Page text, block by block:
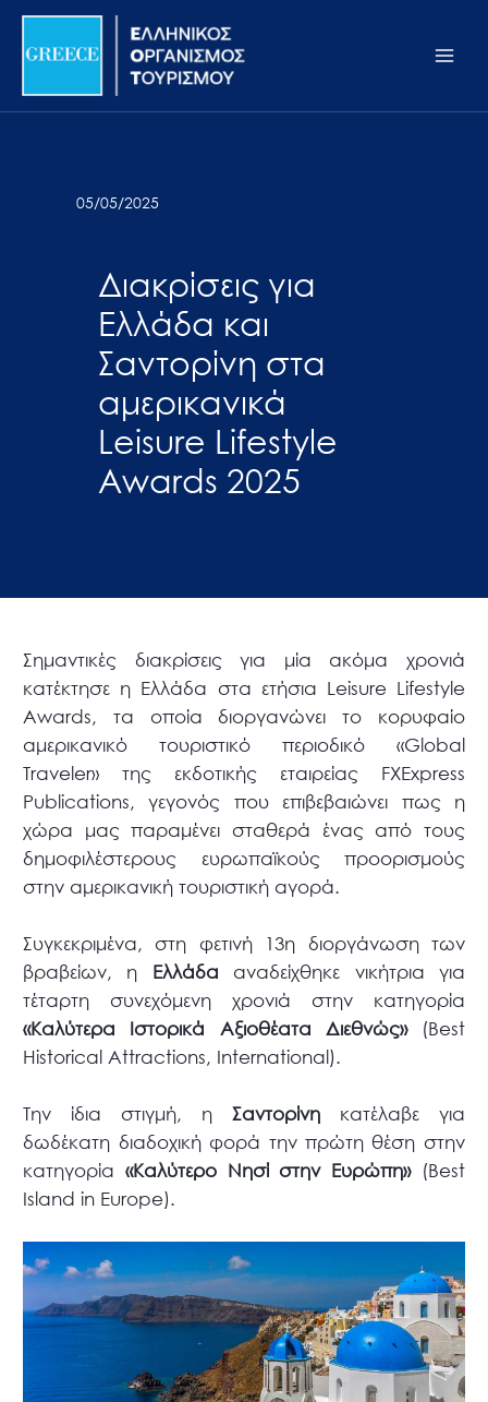
Σημείωση:
ιστότοπος
προσβασιμότητας.
Μετάβαση
περιεχόμενο
05/05/2025
Διακρίσεις για
Ελλάδα και
Σαντορίνη στα
αμερικανικά
Leisure Lifestyle
Awards 2025
Σημαντικές διακρίσεις για μία ακόμα χρονιά
κατέκτησε η Ελλάδα στα ετήσια Leisure Lifestyle
Awards, τα οποία διοργανώνει το κορυφαίο
αμερικανικό τουριστικό περιοδικό «Global
Traveler» της εκδοτικής εταιρείας FXExpress
Publications, γεγονός που επιβεβαιώνει πως η
χώρα μας παραμένει σταθερά ένας από τους
δημοφιλέστερους ευρωπαϊκούς προορισμούς
στην αμερικανική τουριστική αγορά.
Συγκεκριμένα, στη φετινή 13η διοργάνωση των
βραβείων, η Ελλάδα αναδείχθηκε νικήτρια για
τέταρτη συνεχόμενη χρονιά στην κατηγορία
«Καλύτερα Ιστορικά Αξιοθέατα Διεθνώς»(Best
Historical Attractions, International).
Την ίδια στιγμή, η Σαντορίνηκατέλαβε για
δωδέκατη διαδοχική φορά την πρώτη θέση στην
κατηγορία «Καλύτερο Νησί στην Ευρώπη»(Best
Island in Europe).